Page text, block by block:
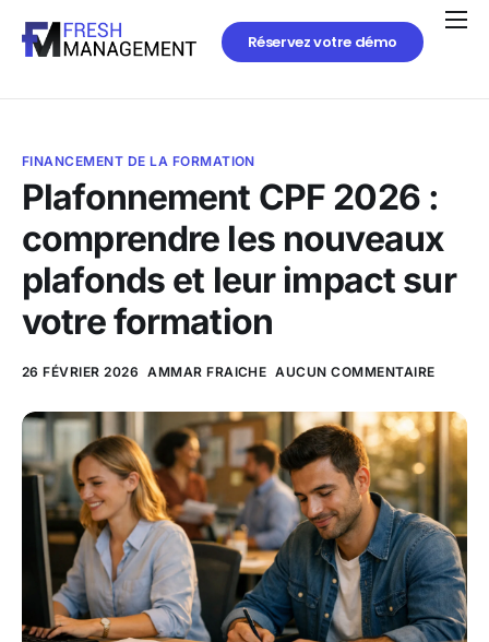
Réservez votre démo
FINANCEMENT DE LA FORMATION
Plafonnement CPF 2026 :
comprendre les nouveaux
plafonds et leur impact sur
votre formation
26 FÉVRIER 2026 AMMAR FRAICHE AUCUN COMMENTAIRE